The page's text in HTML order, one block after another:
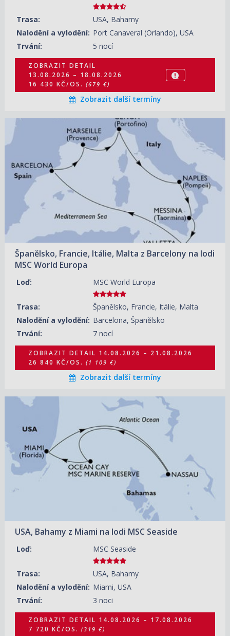
Trasa:
USA, Bahamy
Nalodění a vylodění: Port Canaveral (Orlando), USA
Trvání:
5 nocí
ZOBRAZIT DETAIL
13.08.2026 – 18.08.2026
16 430 KČ/OS. (679 €)
Zobrazit další termíny
Španělsko, Francie, Itálie, Malta z Barcelony na lodi
MSC World Europa
Loď: MSC World Europa
Trasa:
Španělsko, Francie, Itálie, Malta
Nalodění a vylodění: Barcelona, Španělsko
Trvání:
7 nocí
ZOBRAZIT DETAIL
14.08.2026 – 21.08.2026
26 840 KČ/OS.
(1 109 €)
ZOBRAZIT DETAIL
21.08.2026 – 28.08.2026
22 480 KČ/OS.
(929 €)
ZOBRAZIT DETAIL
28.08.2026 – 04.09.2026
27 810 KČ/OS.
(1 149 €)
ZOBRAZIT DETAIL
04.09.2026 – 11.09.2026
24 660 KČ/OS.
(1 019 €)
ZOBRAZIT DETAIL
11.09.2026 – 18.09.2026
ZOBRAZIT DETAIL
18.09.2026 – 25.09.2026
(989 €)
30 230 KČ/OS.
(1 249 €)
ZOBRAZIT DETAIL 14.08.2026 – 21.08.2026
26 840 KČ/OS. (1 109 €)
Zobrazit další termíny
USA, Bahamy z Miami na lodi MSC Seaside
Loď: MSC Seaside
Trasa:
USA, Bahamy
Nalodění a vylodění: Miami, USA
Trvání:
3 noci
ZOBRAZIT DETAIL
14.08.2026 – 17.08.2026
7 720 KČ/OS.
(319 €)
ZOBRAZIT DETAIL
21.08.2026 – 24.08.2026
7 960 KČ/OS.
ZOBRAZIT DETAIL
28.08.2026 – 31.08.2026
7 960 KČ/OS.
(329 €)
ZOBRAZIT DETAIL
04.09.2026 – 07.09.2026
11 830 KČ/OS.
(489 €)
ZOBRAZIT DETAIL
11.09.2026 – 14.09.2026
18.09.2026 – 21.09.2026
(289 €)
25.09.2026 – 28.09.2026
ZOBRAZIT DETAIL 14.08.2026 – 17.08.2026
7 720 KČ/OS. (319 €)